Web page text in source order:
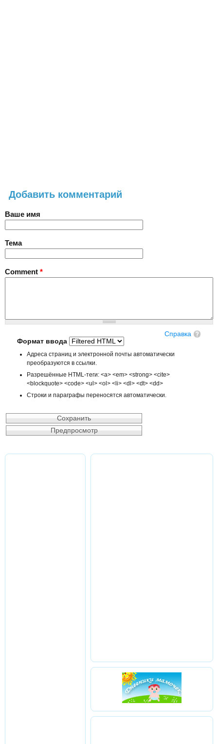
Добавить комментарий
Ваше имя
Тема
Comment *
Справка
Формат ввода
Адреса страниц и электронной почты автоматически
преобразуются в ссылки.
Разрешённые HTML-теги: <a> <em> <strong> <cite>
<blockquote> <code> <ul> <ol> <li> <dl> <dt> <dd>
Строки и параграфы переносятся автоматически.